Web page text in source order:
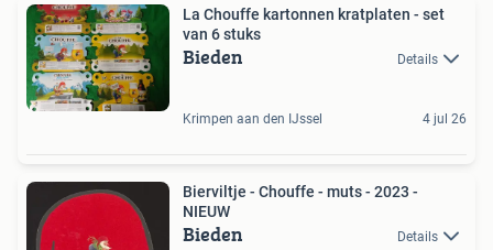
La Chouffe kartonnen kratplaten - set
van 6 stuks
Bieden Details
Krimpen aan den IJssel 4 jul 26
Bierviltje - Chouffe - muts - 2023 -
NIEUW
Bieden Details